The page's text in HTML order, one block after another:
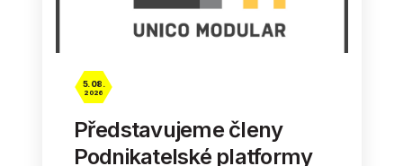
5. 08.
2026
Představujeme členy
Podnikatelské platformy